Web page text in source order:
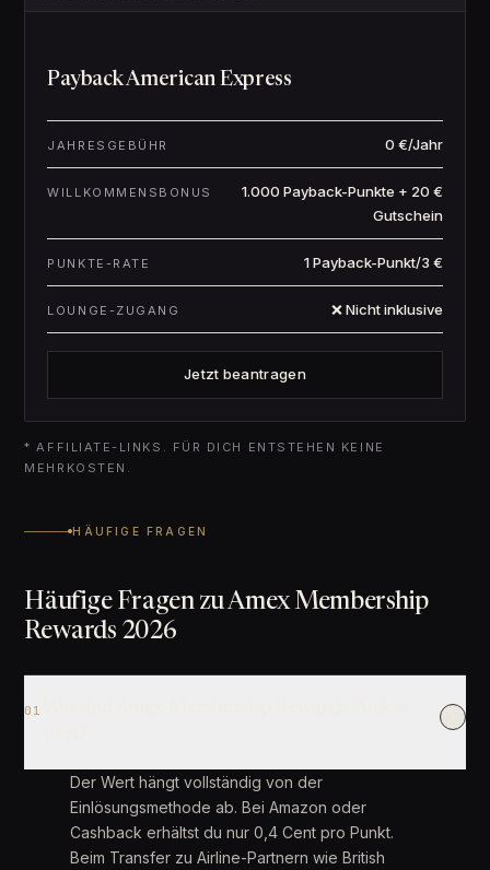
Payback American Express
JAHRESGEBÜHR 0 €/Jahr
WILLKOMMENSBONUS
1.000 Payback-Punkte + 20 €
Gutschein
PUNKTE-RATE 1 Payback-Punkt/3 €
LOUNGE-ZUGANG ❌ Nicht inklusive
Jetzt beantragen
* AFFILIATE-LINKS. FÜR DICH ENTSTEHEN KEINE
MEHRKOSTEN.
HÄUFIGE FRAGEN
Häufige Fragen zu Amex Membership
Rewards 2026
01
Der Wert hängt vollständig von der
Einlösungsmethode ab. Bei Amazon oder
Cashback erhältst du nur 0,4 Cent pro Punkt.
Beim Transfer zu Airline-Partnern wie British